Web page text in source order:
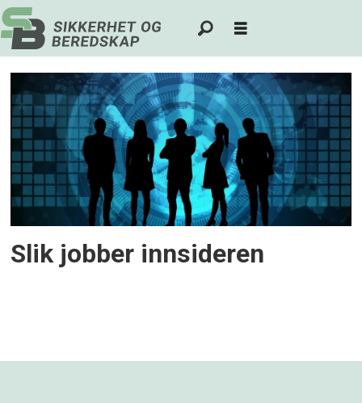
Tag:
innsider
Slik jobber innsideren